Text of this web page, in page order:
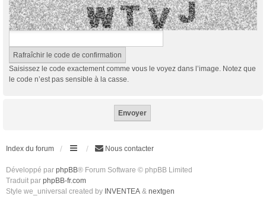
Saisissez le code exactement comme vous le voyez dans l’image. Notez que
le code n’est pas sensible à la casse.
Index du forum Nous contacter
Développé par phpBB® Forum Software © phpBB Limited
Traduit par phpBB-fr.com
Style we_universal created by INVENTEA & nextgen